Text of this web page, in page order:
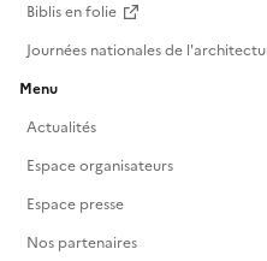
Biblis en folie
Journées nationales de
Menu
Actualités
Espace organisateurs
Espace presse
Nos partenaires